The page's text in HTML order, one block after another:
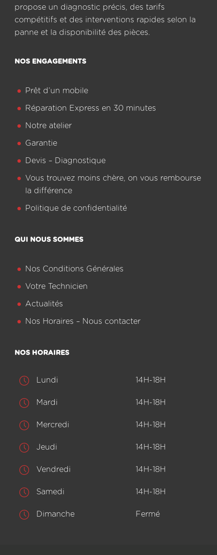
propose un diagnostic précis, des tarifs
compétitifs et des interventions rapides selon la
panne et la disponibilité des pièces.
NOS ENGAGEMENTS
Prêt d’un mobile
Réparation Express en 30 minutes
Notre atelier
Garantie
Devis – Diagnostique
Vous trouvez moins chère, on vous rembourse
la différence
Politique de confidentialité
QUI NOUS SOMMES
Nos Conditions Générales
Votre Technicien
Actualités
Nos Horaires – Nous contacter
NOS HORAIRES
Lundi 14H-18H
Mardi 14H-18H
Mercredi 14H-18H
Jeudi 14H-18H
Vendredi 14H-18H
Samedi 14H-18H
Dimanche Fermé